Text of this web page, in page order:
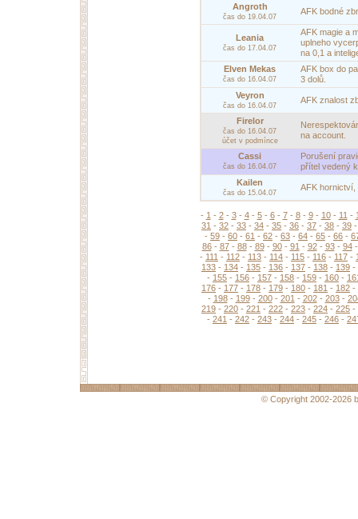
Angroth
čas do 19.04.07
AFK bodné
Leania
čas do 17.04.07
AFK magie a
uplneho
na 0,1 a
Elven Mekas
čas do 16.04.07
AFK box do
3 dolů.
Veyron
čas do 16.04.07
AFK znalost
Firelor
čas do 16.04.07
účet v podmínce
na account.
Cassi
čas do 16.04.07
Porušení
přítel vedený
Kailen
čas do 15.04.07
AFK hornictví,
- 1 - 2- 3- 4- 5- 6- 7- 8- 9- 10- 11 -
31 - 32 - 33 - 34 - 35 - 36 - 37 - 38 - 39
- 59 - 60 - 61 - 62 - 63 - 64 - 65 - 66 -
86- 87- 88- 89- 90- 91 - 92- 93- 94
- 111 - 112 - 113 - 114 - 115 - 116 - 117 -
133 - 134 - 135 - 136 - 137 - 138 - 139 -
- 155 - 156 - 157 - 158 - 159 - 160 -
176 - 177 - 178 - 179 - 180 - 181 - 182 -
- 198- 199- 200- 201 - 202- 203-
219 - 220 - 221 - 222 - 223 - 224 - 225 -
- 241 - 242 - 243 - 244 - 245 - 246 -
© Copyright 2002-2026